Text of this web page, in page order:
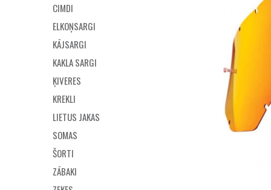
CIMDI
ELKOŅSARGI
KĀJSARGI
KAKLA SARGI
ĶIVERES
KREKLI
LIETUS JAKAS
SOMAS
ŠORTI
ZĀBAKI